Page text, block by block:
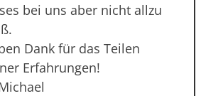
bei uns aber nicht allzu
Dank für das Teilen
Erfahrungen!